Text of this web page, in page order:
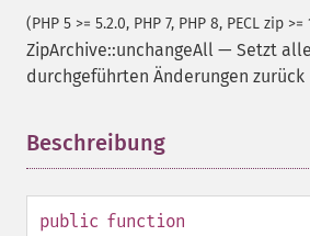
(PHP 5 >= 5.2.0, PHP 7, PHP 8, PECL zip >=
ZipArchive::unchangeAll — Setzt
durchgeführten Änderungen zurück
Beschreibung
public function